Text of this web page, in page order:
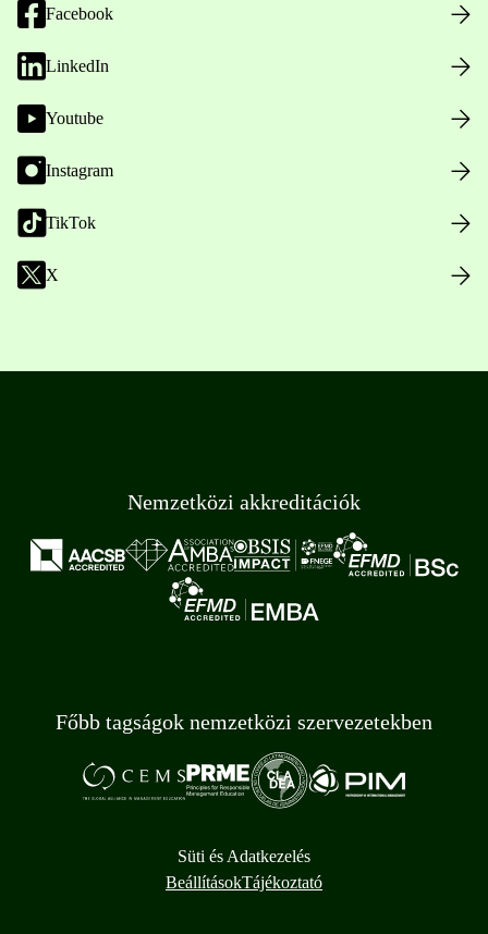
Facebook
LinkedIn
Youtube
Instagram
TikTok
X
Nemzetközi akkreditációk
Főbb tagságok nemzetközi szervezetekben
Süti és Adatkezelés
BeállításokTájékoztató